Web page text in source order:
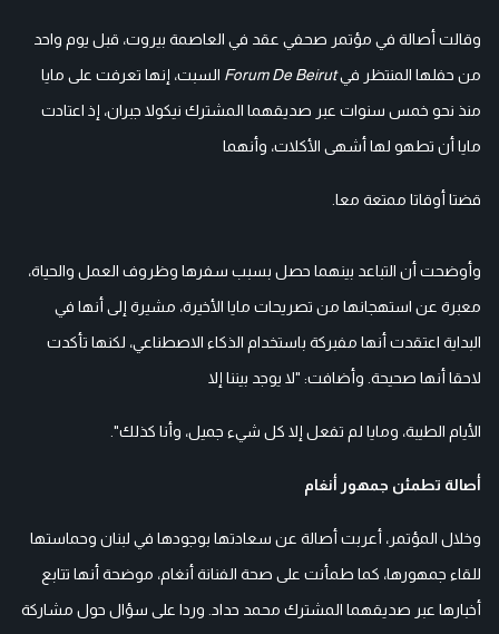
وقالت أصالة في مؤتمر صحفي عقد في العاصمة بيروت، قبل يوم واحد
من حفلها المنتظر فيForum De Beirut السبت، إنها تعرفت على مايا
منذ نحو خمس سنوات عبر صديقهما المشترك نيكولا جبران، إذ اعتادت
مايا أن تطهو لها أشهى الأكلات، وأنهما
قضتا أوقاتا ممتعة معا.
وأوضحت أن التباعد بينهما حصل بسبب سفرها وظروف العمل والحياة،
معبرة عن استهجانها من تصريحات مايا الأخيرة، مشيرة إلى أنها في
البداية اعتقدت أنها مفبركة باستخدام الذكاء الاصطناعي، لكنها تأكدت
لاحقا أنها صحيحة. وأضافت: "لا يوجد بيننا إلا
الأيام الطيبة، ومايا لم تفعل إلا كل شيء جميل، وأنا كذلك".
أصالة تطمئن جمهور أنغام
وخلال المؤتمر، أعربت أصالة عن سعادتها بوجودها في لبنان وحماستها
للقاء جمهورها، كما طمأنت على صحة الفنانة أنغام، موضحة أنها تتابع
أخبارها عبر صديقهما المشترك محمد حداد. وردا على سؤال حول مشاركة